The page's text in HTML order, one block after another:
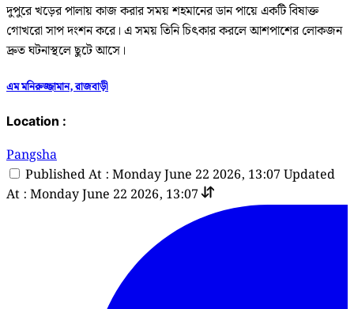
দুপুরে খড়ের পালায় কাজ করার সময় শহমানের ডান পায়ে একটি বিষাক্ত
গোখরো সাপ দংশন করে। এ সময় তিনি চিৎকার করলে আশপাশের লোকজন
দ্রুত ঘটনাস্থলে ছুটে আসে।
এম মনিরুজ্জামান, রাজবাড়ী
Location :
Pangsha
Published At : Monday June 22 2026, 13:07 Updated
At : Monday June 22 2026, 13:07